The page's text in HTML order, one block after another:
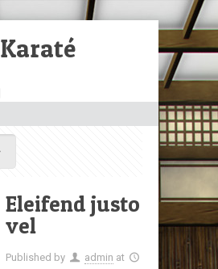
Karaté
Eleifend justo
vel
Published by admin at